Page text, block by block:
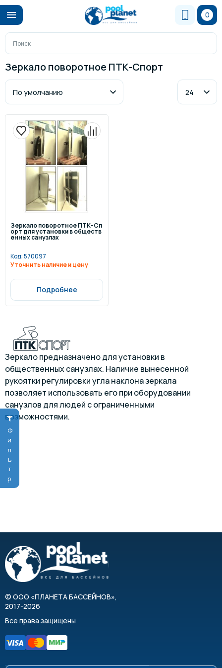
0
Фильтр
Зеркало поворотное ПТК-Спорт
Зеркало поворотное ПТК-Сп
орт для установки в обществ
енных санузлах
Код:570097
Уточнить наличие и цену
Подробнее
Зеркало предназначено для установки в
общественных санузлах. Наличие вынесенной
рукоятки регулировки угла наклона зеркала
позволяет использовать его при оборудовании
санузлов для людей с ограниченными
возможностями.
© ООО «ПЛАНЕТА БАССЕЙНОВ»,
2017-2026
Все права защищены